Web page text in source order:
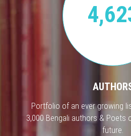
Portfolio of an ever growing
3,000 Bengali authors & Poets
future.